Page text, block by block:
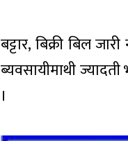
बट्टार, बिक्री बिल
ब्यवसायीमाथी
।